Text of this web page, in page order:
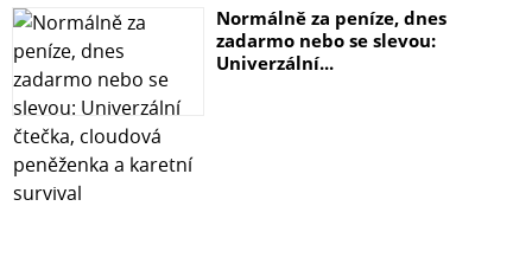
Normálně za peníze, dnes
zadarmo nebo se slevou:
Univerzální...